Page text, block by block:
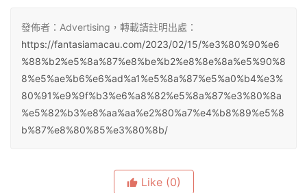
發佈者：Advertising，轉載請註明出處：
https://fantasiamacau.com/2023/02/15/%e3%80%90%e6
%88%b2%e5%8a%87%e8%be%b2%e8%8e%8a%e5%90%8
8%e5%ae%b6%e6%ad%a1%e5%8a%87%e5%a0%b4%e3%
80%91%e9%9f%b3%e6%a8%82%e5%8a%87%e3%80%8a
%e5%82%b3%e8%aa%aa%e2%80%a7%e4%b8%89%e5%8
b%87%e8%80%85%e3%80%8b/
Like (0)